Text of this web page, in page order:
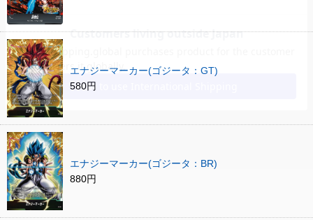
エナジーマーカー(ゴジータ：GT)
580円
エナジーマーカー(ゴジータ：BR)
880円